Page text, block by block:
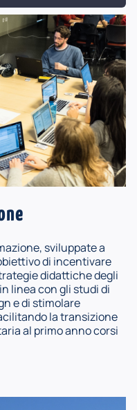
sviluppate a
di incentivare
didattiche degli
linea con gli studi di
e di stimolare
la transizione
al primo anno corsi